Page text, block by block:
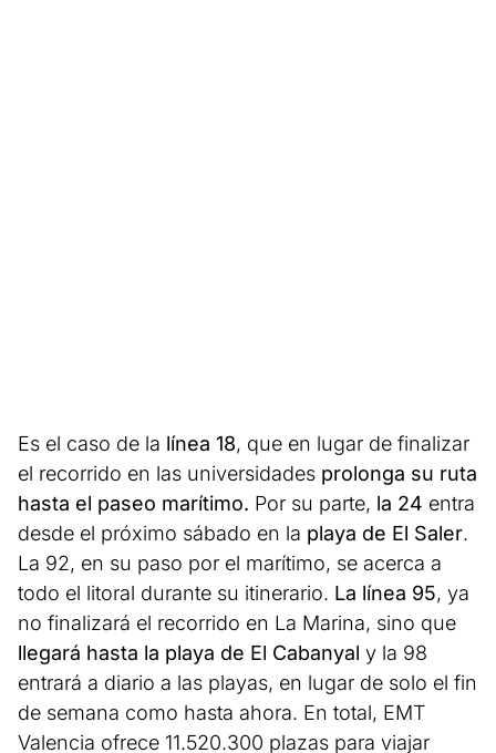
Es el caso de la línea 18, que en lugar de finalizar
el recorrido en las universidades prolonga su ruta
hasta el paseo marítimo. Por su parte, la 24 entra
desde el próximo sábado en la playa de El Saler.
La 92, en su paso por el marítimo, se acerca a
todo el litoral durante su itinerario. La línea 95, ya
no finalizará el recorrido en La Marina, sino que
llegará hasta la playa de El Cabanyal y la 98
entrará a diario a las playas, en lugar de solo el fin
de semana como hasta ahora. En total, EMT
Valencia ofrece 11.520.300 plazas para viajar